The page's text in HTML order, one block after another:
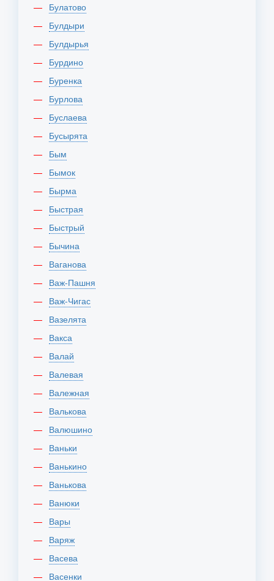
Булатово
Булдыри
Булдырья
Бурдино
Буренка
Бурлова
Буслаева
Бусырята
Бым
Бымок
Бырма
Быстрая
Быстрый
Бычина
Ваганова
Важ-Пашня
Важ-Чигас
Вазелята
Вакса
Валай
Валевая
Валежная
Валькова
Валюшино
Ваньки
Ванькино
Ванькова
Ванюки
Вары
Варяж
Васева
Васенки